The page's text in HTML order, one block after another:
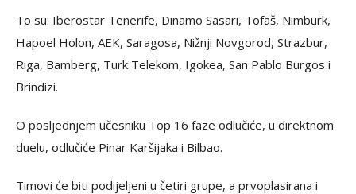
To su: Iberostar Tenerife, Dinamo Sasari, Tofaš, Nimburk,
Hapoel Holon, AEK, Saragosa, Nižnji Novgorod, Strazbur,
Riga, Bamberg, Turk Telekom, Igokea, San Pablo Burgos i
Brindizi.
O posljednjem učesniku Top 16 faze odlučiće, u direktnom
duelu, odlučiće Pinar Karšijaka i Bilbao.
Timovi će biti podijeljeni u četiri grupe, a prvoplasirana i